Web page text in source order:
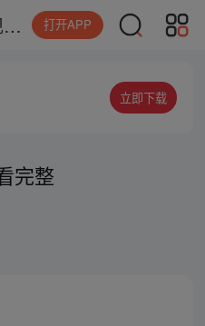
中国惊奇先生在线观看完整 打开APP
立即下载
完整